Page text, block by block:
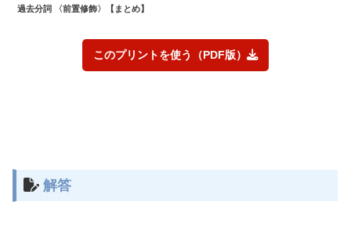
過去分詞 〈前置修飾〉 【まとめ】
このプリントを使う（PDF版）
解答